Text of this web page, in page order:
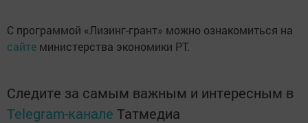
С программой «Лизинг-грант» можно ознакомиться на
сайте министерства экономики РТ.
Следите за самым важным и интересным в
Telegram-канале Татмедиа